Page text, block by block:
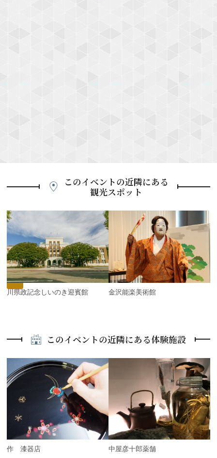
このイベントの近隣にある
観光スポット
P
r
v
i
o
u
s
石川県政記念しいのき迎賓館 金沢能楽美術館
t
このイベントの近隣にある体験施設
P
r
e
u
能作 漆器店 中屋彦十郎薬舗
N
e
x
t